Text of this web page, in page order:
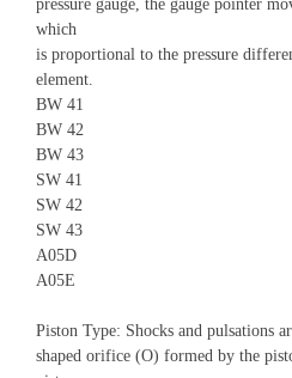
pressure gauge, the gauge pointer
which
is proportional to the pressure
element.
BW 41
BW 42
BW 43
SW 41
SW 42
SW 43
A05D
A05E
Piston Type: Shocks and pulsations
shaped orifice (O) formed by the